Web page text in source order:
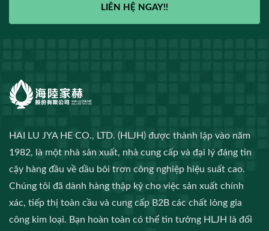
LIÊN HỆ NGAY!!
HAI LU JYA HE CO., LTD. (HLJH) được thành lập vào năm
1982, là một nhà sản xuất, nhà cung cấp và đại lý đáng tin
cậy hàng đầu về dầu bôi trơn công nghiệp hiệu suất cao.
Chúng tôi đã dành hàng thập kỷ cho việc sản xuất chính
xác, tiếp thị toàn cầu và cung cấp B2B các chất lỏng gia
công kim loại. Bạn hoàn toàn có thể tin tưởng HLJH là đối